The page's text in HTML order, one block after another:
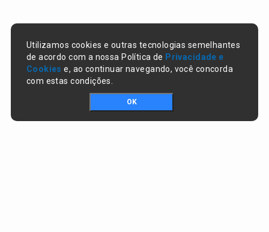
Utilizamos cookies e outras tecnologias semelhantes
de acordo com a nossa Política de Privacidade e
Cookies e, ao continuar navegando, você concorda
com estas condições.
OK